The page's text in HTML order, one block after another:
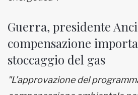
Guerra, presidente
compensazione
stoccaggio del gas
"L’approvazione del